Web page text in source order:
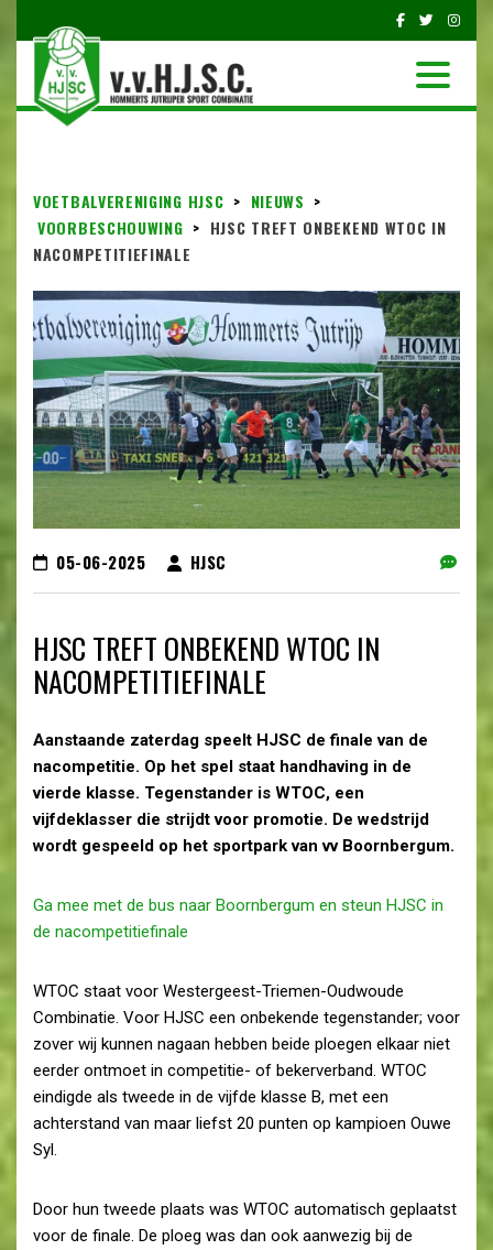
VOETBALVERENIGING HJSC > NIEUWS >
VOORBESCHOUWING > HJSC TREFT ONBEKEND WTOC IN
NACOMPETITIEFINALE
05-06-2025 HJSC
HJSC TREFT ONBEKEND WTOC IN
NACOMPETITIEFINALE
Aanstaande zaterdag speelt HJSC de finale van de
nacompetitie. Op het spel staat handhaving in de
vierde klasse. Tegenstander is WTOC, een
vijfdeklasser die strijdt voor promotie. De wedstrijd
wordt gespeeld op het sportpark van vv Boornbergum.
Ga mee met de bus naar Boornbergum en steun HJSC in
de nacompetitiefinale
WTOC staat voor Westergeest-Triemen-Oudwoude
Combinatie. Voor HJSC een onbekende tegenstander; voor
zover wij kunnen nagaan hebben beide ploegen elkaar niet
eerder ontmoet in competitie- of bekerverband. WTOC
eindigde als tweede in de vijfde klasse B, met een
achterstand van maar liefst 20 punten op kampioen Ouwe
Syl.
Door hun tweede plaats was WTOC automatisch geplaatst
voor de finale. De ploeg was dan ook aanwezig bij de